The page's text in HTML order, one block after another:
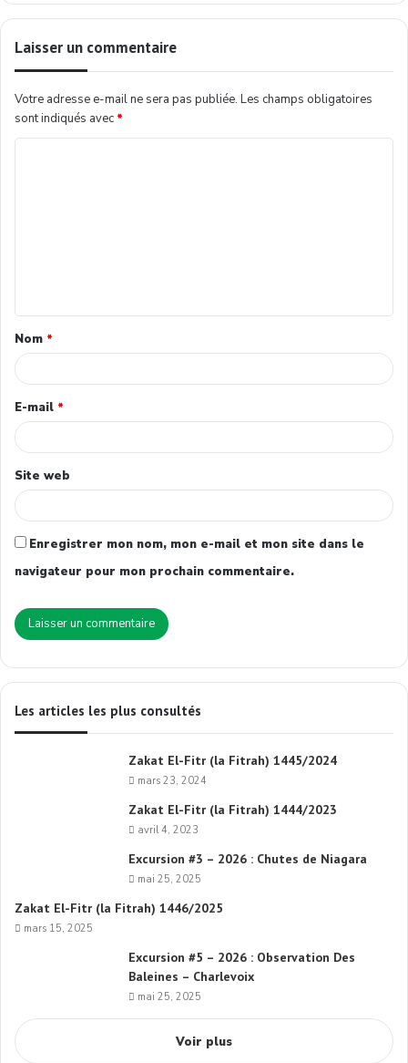
Laisser un commentaire
Votre adresse e-mail ne sera pas publiée. Les champs obligatoires
sont indiqués avec *
Nom *
E-mail *
Site web
Enregistrer mon nom, mon e-mail et mon site dans le
navigateur pour mon prochain commentaire.
Les articles les plus consultés
Zakat El-Fitr (la Fitrah) 1445/2024
mars 23, 2024
Zakat El-Fitr (la Fitrah) 1444/2023
avril 4, 2023
Excursion #3 – 2026 : Chutes de Niagara
mai 25, 2025
Zakat El-Fitr (la Fitrah) 1446/2025
mars 15, 2025
Excursion #5 – 2026 : Observation Des
Baleines – Charlevoix
mai 25, 2025
Voir plus